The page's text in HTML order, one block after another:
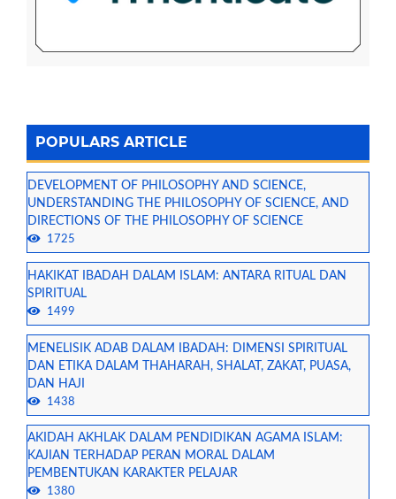
POPULARS ARTICLE
DEVELOPMENT OF PHILOSOPHY AND SCIENCE,
UNDERSTANDING THE PHILOSOPHY OF SCIENCE, AND
DIRECTIONS OF THE PHILOSOPHY OF SCIENCE
1725
HAKIKAT IBADAH DALAM ISLAM: ANTARA RITUAL DAN
SPIRITUAL
1499
MENELISIK ADAB DALAM IBADAH: DIMENSI SPIRITUAL
DAN ETIKA DALAM THAHARAH, SHALAT, ZAKAT, PUASA,
DAN HAJI
1438
AKIDAH AKHLAK DALAM PENDIDIKAN AGAMA ISLAM:
KAJIAN TERHADAP PERAN MORAL DALAM
PEMBENTUKAN KARAKTER PELAJAR
1380